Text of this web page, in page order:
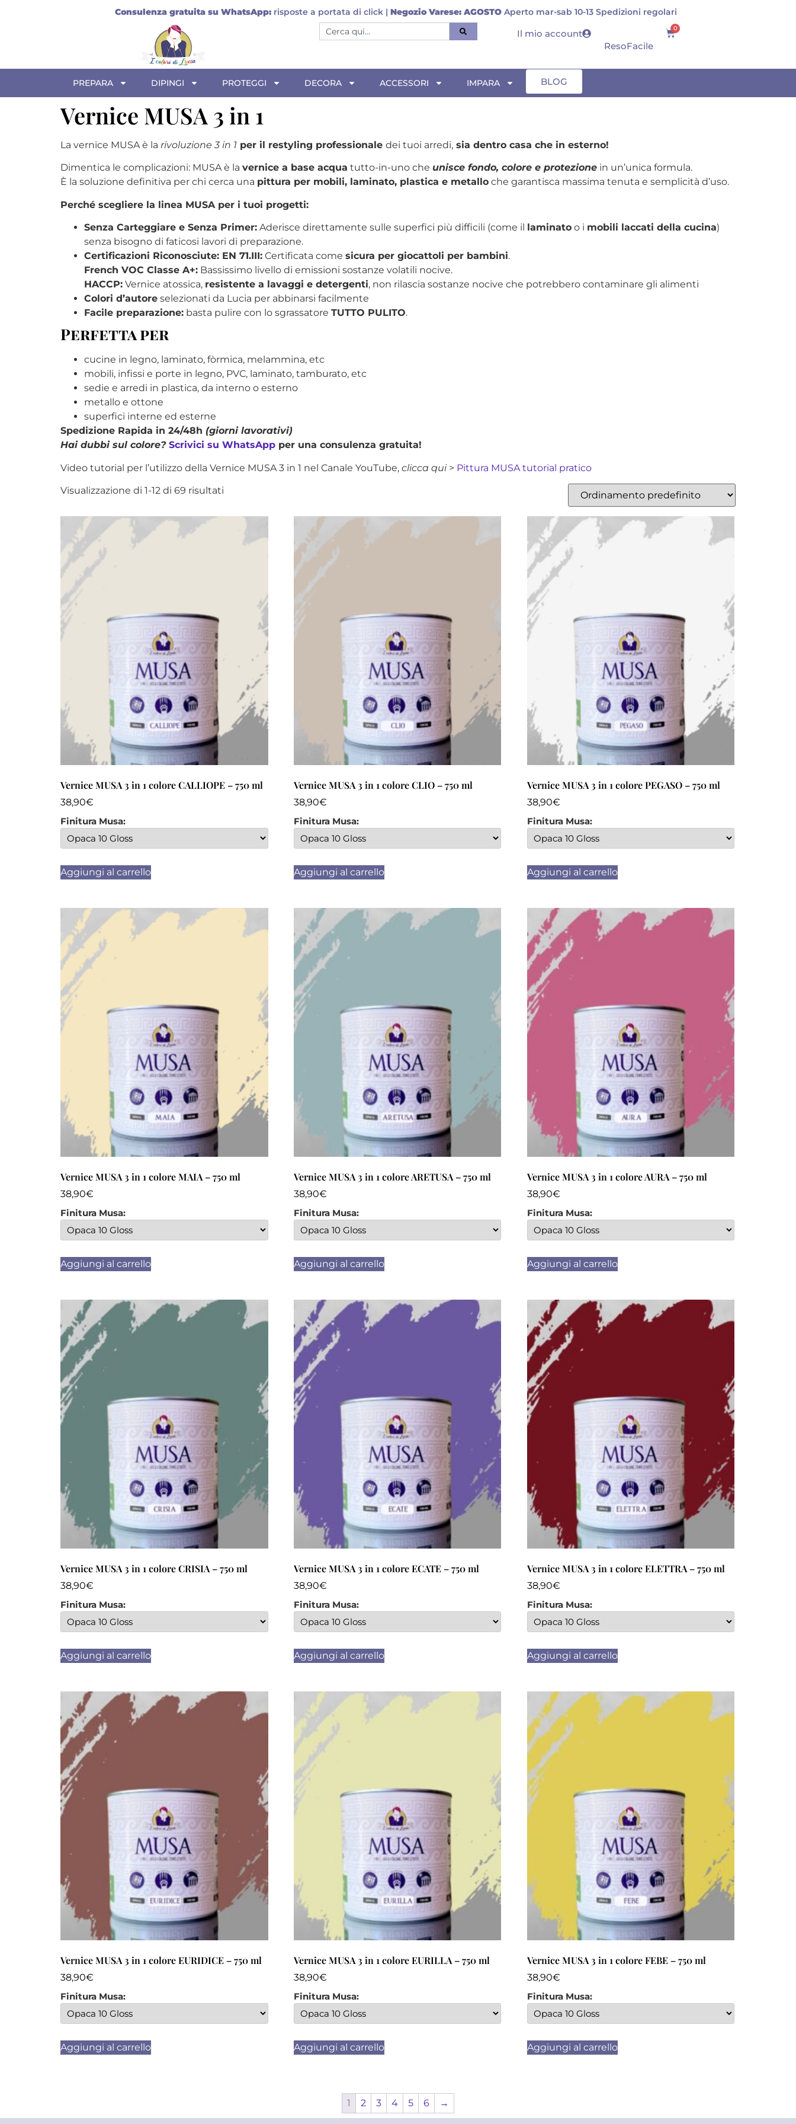
Consulenza gratuita su WhatsApp:risposte a portata di click | Negozio Varese:AGOSTOAperto mar-sab 10-13 Spedizioni regolari
Il mio account
ResoFacile
0
PREPARA DIPINGI PROTEGGI DECORA ACCESSORI IMPARA BLOG
Vernice MUSA 3 in 1
La vernice MUSA è la rivoluzione 3 in 1 per il restyling professionale dei tuoi arredi, sia dentro casa che in esterno!
Dimentica le complicazioni: MUSA è la vernice a base acqua tutto-in-uno che unisce fondo, colore e protezione in un’unica formula.
È la soluzione definitiva per chi cerca una pittura per mobili, laminato, plastica e metallo che garantisca massima tenuta e semplicità d’uso.
Perché scegliere la linea MUSA per i tuoi progetti:
Senza Carteggiare e Senza Primer: Aderisce direttamente sulle superfici più difficili (come il laminato o i mobili laccati della cucina)
senza bisogno di faticosi lavori di preparazione.
Certificazioni Riconosciute: EN 71.III: Certificata come sicura per giocattoli per bambini.
French VOC Classe A+: Bassissimo livello di emissioni sostanze volatili nocive.
HACCP: Vernice atossica, resistente a lavaggi e detergenti, non rilascia sostanze nocive che potrebbero contaminare gli alimenti
Colori d’autore selezionati da Lucia per abbinarsi facilmente
Facile preparazione: basta pulire con lo sgrassatore TUTTO PULITO.
Perfetta per
cucine in legno, laminato, fòrmica, melammina, etc
mobili, infissi e porte in legno, PVC, laminato, tamburato, etc
sedie e arredi in plastica, da interno o esterno
metallo e ottone
superfici interne ed esterne
Spedizione Rapida in 24/48h (giorni lavorativi)
Hai dubbi sul colore? Scrivici su WhatsApp per una consulenza gratuita!
Video tutorial per l’utilizzo della Vernice MUSA 3 in 1 nel Canale YouTube, clicca qui> Pittura MUSA tutorial pratico
Visualizzazione di 1-12 di 69 risultati
Vernice MUSA 3 in 1 colore CALLIOPE – 750 ml
38,90€
Finitura Musa:
Aggiungi al carrello
Vernice MUSA 3 in 1 colore CLIO – 750 ml
38,90€
Finitura Musa:
Aggiungi al carrello
Vernice MUSA 3 in 1 colore PEGASO – 750 ml
38,90€
Finitura Musa:
Aggiungi al carrello
Vernice MUSA 3 in 1 colore MAIA – 750 ml
38,90€
Finitura Musa:
Aggiungi al carrello
Vernice MUSA 3 in 1 colore ARETUSA – 750 ml
38,90€
Finitura Musa:
Aggiungi al carrello
Vernice MUSA 3 in 1 colore AURA – 750 ml
38,90€
Finitura Musa:
Aggiungi al carrello
Vernice MUSA 3 in 1 colore CRISIA – 750 ml
38,90€
Finitura Musa:
Aggiungi al carrello
Vernice MUSA 3 in 1 colore ECATE – 750 ml
38,90€
Finitura Musa:
Aggiungi al carrello
Vernice MUSA 3 in 1 colore ELETTRA – 750 ml
38,90€
Finitura Musa:
Aggiungi al carrello
Vernice MUSA 3 in 1 colore EURIDICE – 750 ml
38,90€
Finitura Musa:
Aggiungi al carrello
Vernice MUSA 3 in 1 colore EURILLA – 750 ml
38,90€
Finitura Musa:
Aggiungi al carrello
Vernice MUSA 3 in 1 colore FEBE – 750 ml
38,90€
Finitura Musa:
Aggiungi al carrello
1 2 3 4 5 6 →